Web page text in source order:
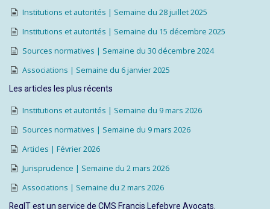
Institutions et autorités | Semaine du 28 juillet 2025
Institutions et autorités | Semaine du 15 décembre 2025
Sources normatives | Semaine du 30 décembre 2024
Associations | Semaine du 6 janvier 2025
Les articles les plus récents
Institutions et autorités | Semaine du 9 mars 2026
Sources normatives | Semaine du 9 mars 2026
Articles | Février 2026
Jurisprudence | Semaine du 2 mars 2026
Associations | Semaine du 2 mars 2026
RegIT est un service de CMS Francis Lefebvre Avocats.